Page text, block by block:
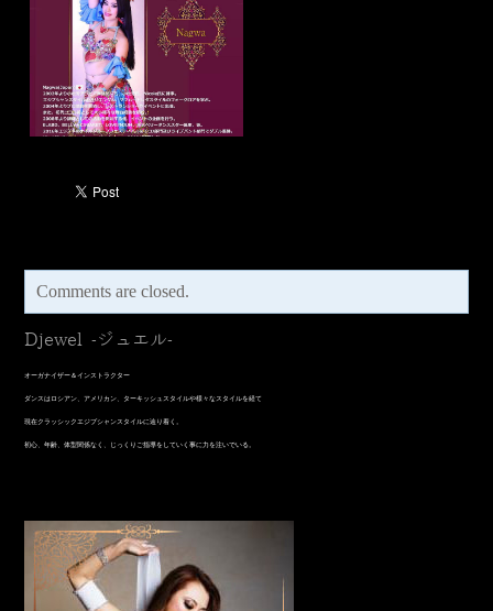
Comments are closed.
Djewel -ジュエル-
オーガナイザー＆インストラクター
​ダンスはロシアン、アメリカン、ターキッシュスタイルや様々なスタイルを経て
現在クラッシックエジプシャンスタイルに辿り着く。
初心、年齢、体型関係なく、じっくりご指導をしていく事に力を注いでいる。